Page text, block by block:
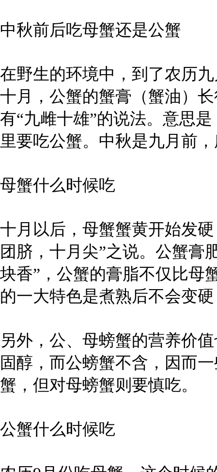
中秋前后吃母蟹还是公蟹
在野生的环境中，到了农历
十月，公蟹的蟹膏（蟹油）
有“九雌十雄”的说法。意思
里要吃公蟹。中秋是九月前
母蟹什么时候吃
十月以后，母蟹蟹黄开始发
团脐，十月尖”之说。公蟹膏
块香”，公蟹的膏脂不仅比母
的一大特色是煮熟后不会变
另外，公、母螃蟹的营养价
固醇，而公螃蟹不含，因而
蟹，但对母螃蟹则要慎吃。
公蟹什么时候吃